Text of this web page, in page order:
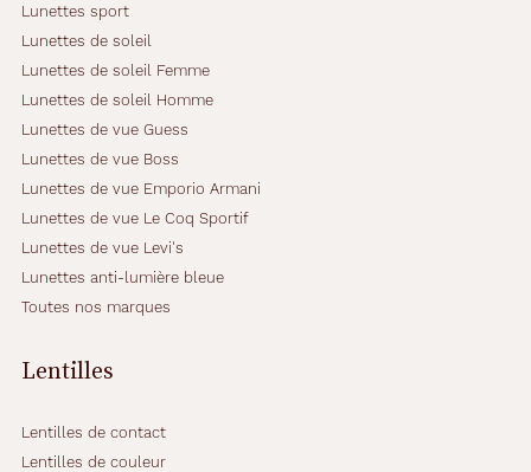
Lunettes sport
Lunettes de soleil
Lunettes de soleil Femme
Lunettes de soleil Homme
Lunettes de vue Guess
Lunettes de vue Boss
Lunettes de vue Emporio Armani
Lunettes de vue Le Coq Sportif
Lunettes de vue Levi's
Lunettes anti-lumière bleue
Toutes nos marques
Lentilles
Lentilles de contact
Lentilles de couleur